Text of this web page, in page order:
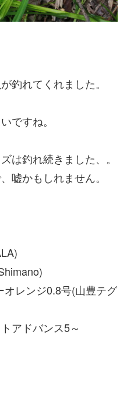
釣れてくれました。
ですね。
は釣れ続きました、。
嘘かもしれません。
レンジ0.8号(山豊テグ
アドバンス5～